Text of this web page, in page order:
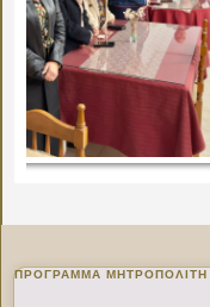
ΠΡΌΓΡΑΜΜΑ ΜΗΤΡΟΠΟΛΊΤΗ